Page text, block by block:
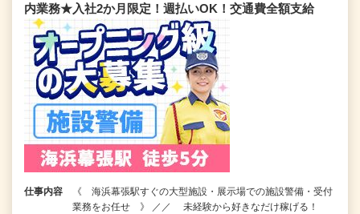
内業務★入社2か月限定！週払いOK！交通費全額支給
仕事内容
《 海浜幕張駅すぐの大型施設・展示場での施設警備・受付
業務をお任せ 》 ／／ 未経験から好きなだけ稼げる！